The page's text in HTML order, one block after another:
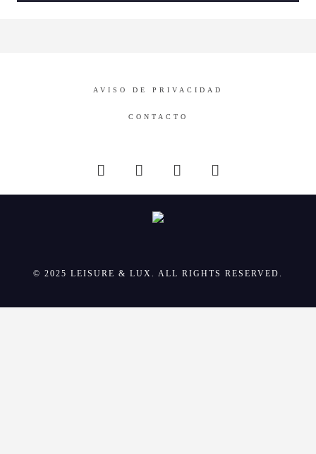
AVISO DE PRIVACIDAD
CONTACTO
© 2025 LEISURE & LUX. ALL RIGHTS RESERVED.